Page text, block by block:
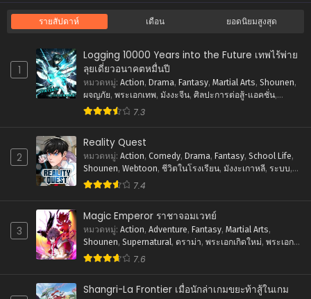
รายสัปดาห์ เดือน ยอดนิยมสูงสุด
1
Logging 10000 Years into the Future เทพไร้พ่าย
ลุยเดี่ยวอนาคตหมื่นปี
หมวดหมู่: Action, Drama, Fantasy, Martial Arts, Shounen,
ผจญภัย, พระเอกเทพ, มังงะจีน, ศิลปะการต่อสู้-แอคชั่น,
แฟนตาซี
7.3
2
Reality Quest
หมวดหมู่: Action, Comedy, Drama, Fantasy, School Life,
Shounen, Webtoon, ชีวิตในโรงเรียน, มังงะเกาหลี, ระบบ,
ศิลปะการต่อสู้-แอคชั่น
7.4
3
Magic Emperor ราชาจอมเวทย์
หมวดหมู่: Action, Adventure, Fantasy, Martial Arts,
Shounen, Supernatural, ดราม่า, พระเอกเกิดใหม่, พระเอก
เทพ,ภัยภิบัติ, มังงะจีน
7.6
Shangri-La Frontier เมื่อนักล่าเกมขยะท้าสู้ในเกม